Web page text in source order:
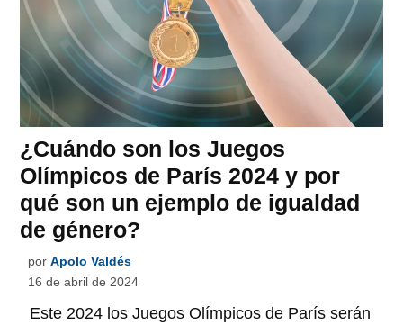
¿Cuándo son los Juegos
Olímpicos de París 2024 y por
qué son un ejemplo de igualdad
de género?
por Apolo Valdés
16 de abril de 2024
Este 2024 los Juegos Olímpicos de París serán